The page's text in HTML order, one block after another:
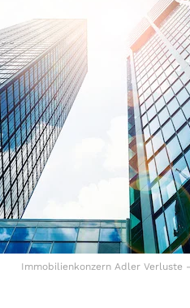
Immobilienkonzern Adler Verluste